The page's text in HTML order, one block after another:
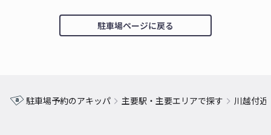
駐車場ページに戻る
駐車場予約のアキッパ 主要駅・主要エリアで探す 川越付近